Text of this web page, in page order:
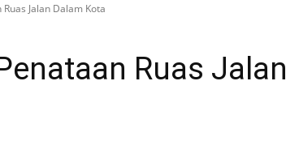
Jalan Dalam Kota
Ruas Jalan